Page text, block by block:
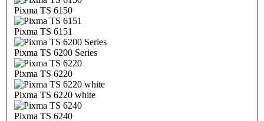
Pixma TS 6150
Pixma TS 6151
Pixma TS 6200 Series
Pixma TS 6220
Pixma TS 6220 white
Pixma TS 6240